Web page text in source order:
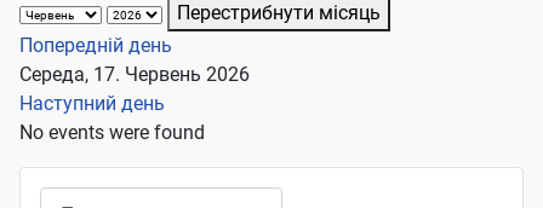
Перестрибнути місяць
Попередній день
Середа, 17. Червень 2026
Наступний день
No events were found